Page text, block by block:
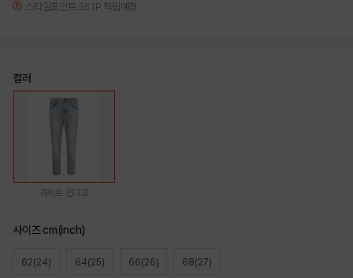
스타일포인트 351P 적립예정
컬러
라이트 인디고
사이즈 cm(inch)
62(24) 64(25) 66(26) 68(27)